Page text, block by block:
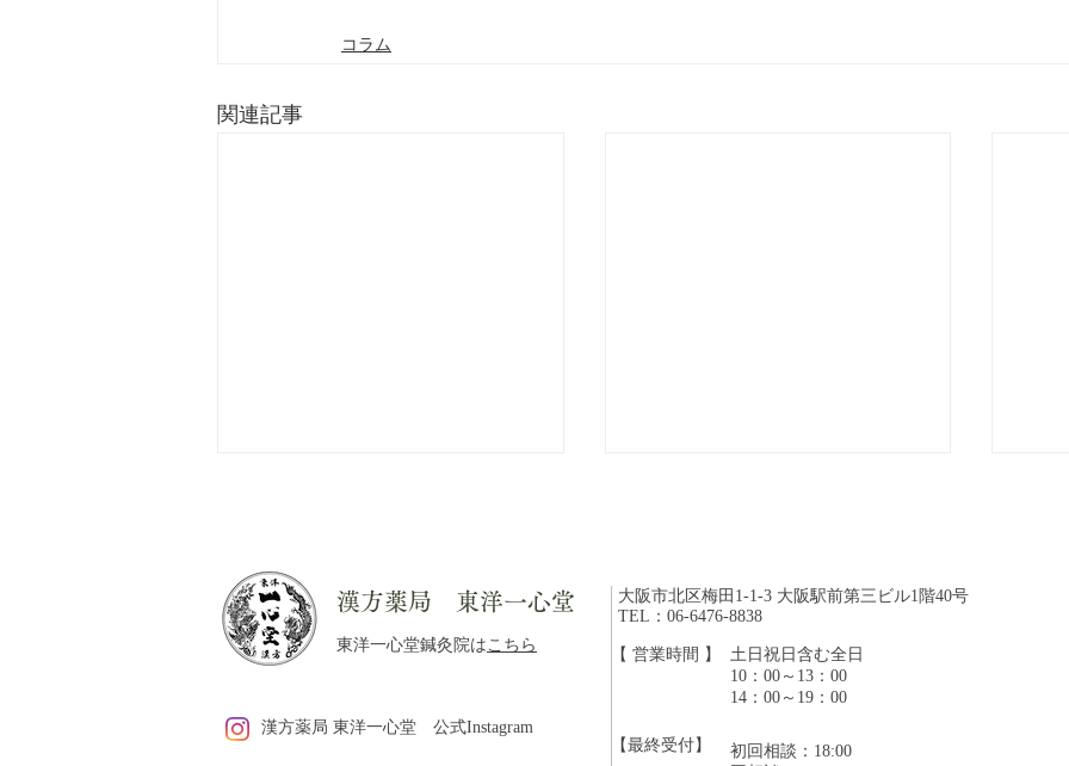
コラム
関連記事
「夏の養生」
「体に良い」は魔法の言葉で
はありません
漢方薬局 東洋一心堂
東洋一心堂鍼灸院はこちら
漢方薬局 東洋一心堂 公式Instagram
大阪市北区梅田1-1-3 大阪駅前第三ビル1階40号
TEL：06-6476-8838
【 営業時間 】
​土日祝日含む全日
10：00～13：00
14：00～19：00
【最終受付】
初回相談：18:00